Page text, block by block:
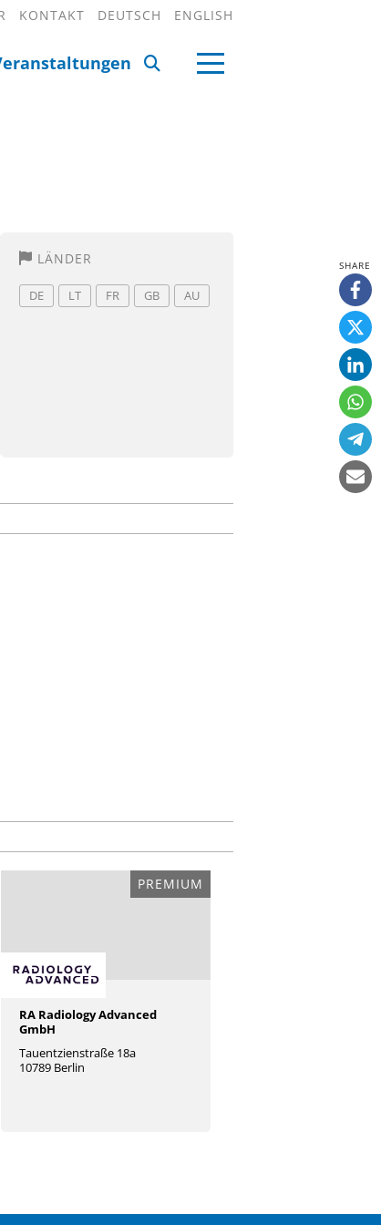
KONTAKT DEUTSCH ENGLISH
LÄNDER
DE LT FR GB AU
PREMIUM
RA Radiology Advanced
GmbH
Tauentzienstraße 18a
10789 Berlin